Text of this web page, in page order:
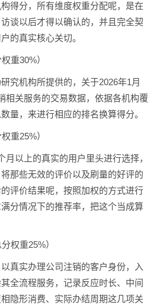
得分，所有维度权重分配呢，是在
谈以后才得以确认的，并且完全契
的真实核心关切。
重30%）
究机构所提供的，关于2026年1月
相关服务的交易数据，依据各机构覆
量，来进行相应的排名换算得分。
重25%）
月以上的真实的用户里头进行选择，
那些无效的评价以及刷量的好评的
评价结果呢，按照加权的方式进行
分情况下的推荐率，把这个当成算
权重25%）
真实办理公司注销的客户身份，入
全流程服务，记录反应时长、中间
隐形消费、实际办结周期这几项关